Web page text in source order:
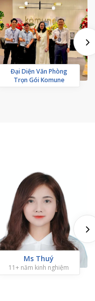
Đại Diện Văn Phòng
Trọn Gói Komune
Ms Thuý
11+ năm kinh nghiệm